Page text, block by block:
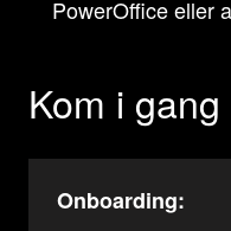
PowerOffice eller
Kom i gang
Onboarding: